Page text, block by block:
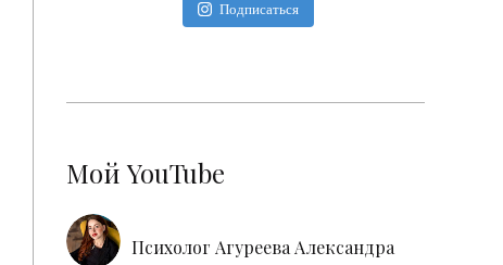
Подписаться
Мой YouTube
Психолог Агуреева Александра